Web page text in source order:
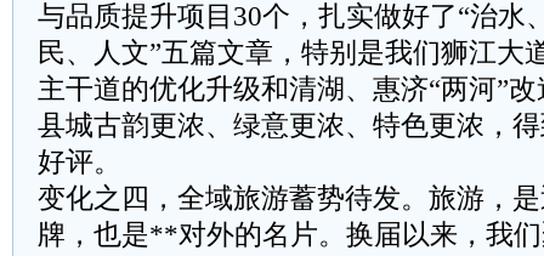
与品质提升项目30个，扎实做好了“治水
民、人文”五篇文章，特别是我们狮江大
主干道的优化升级和清湖、惠济“两河”
县城古韵更浓、绿意更浓、特色更浓，
好评。
变化之四，全域旅游蓄势待发。旅游，
牌，也是**对外的名片。换届以来，我